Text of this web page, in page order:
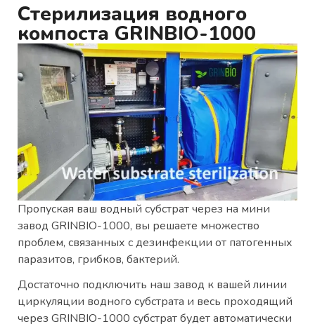
Стерилизация водного
компоста GRINBIO-1000
Пропуская ваш водный субстрат через на мини
завод GRINBIO-1000, вы решаете множество
проблем, связанных с дезинфекции от патогенных
паразитов, грибков, бактерий.
Достаточно подключить наш завод к вашей линии
циркуляции водного субстрата и весь проходящий
через GRINBIO-1000 субстрат будет автоматически